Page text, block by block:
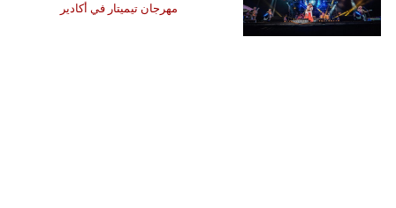
مهرجان تيميتار في أكادير